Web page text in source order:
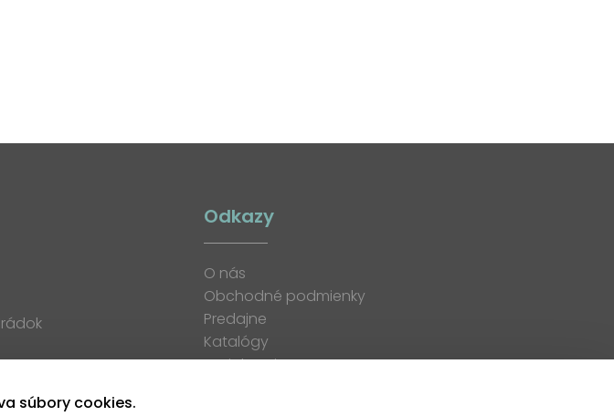
Odkazy
O nás
Obchodné podmienky
Predajne
Katalógy
K stiahnutiu
súbory cookies.